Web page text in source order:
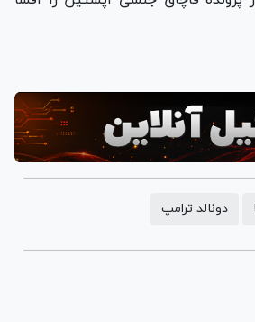
دونالد ترامپ